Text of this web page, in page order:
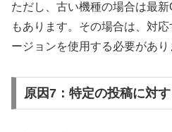
ただし、古い機種の場合は最
もあります。その場合は、対
ージョンを使用する必要があり
原因7：特定の投稿に対